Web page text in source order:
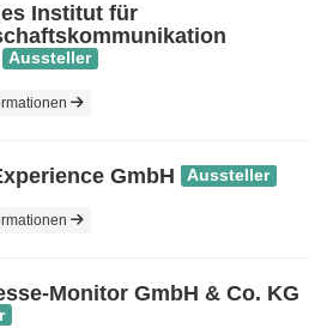
Institut für
Aussteller
GmbH Aussteller
Monitor GmbH & Co. KG